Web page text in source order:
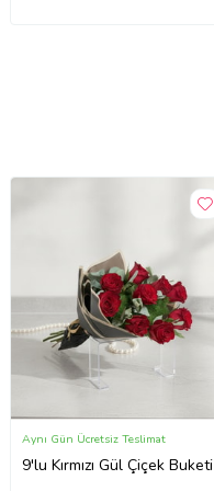
9'lu Kırmızı Gül Çiçek Buketi
Aynı Gün Ücretsiz Teslimat